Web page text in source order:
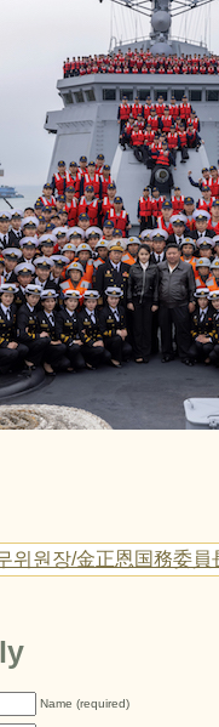
위원장/金正恩国務委員
Name (required)